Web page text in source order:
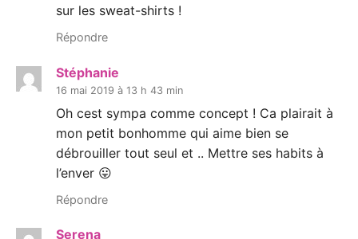
sur les sweat-shirts !
Répondre
Stéphanie
16 mai 2019 à 13 h 43 min
Oh cest sympa comme concept ! Ca plairait à
mon petit bonhomme qui aime bien se
débrouiller tout seul et .. Mettre ses habits à
l’enver 😛
Répondre
Serena